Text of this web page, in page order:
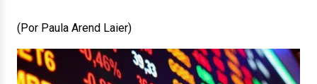
(Por Paula Arend Laier)